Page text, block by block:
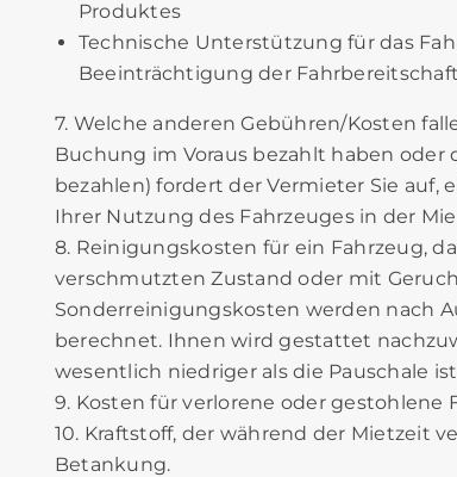
Produktes
Technische Unterstützung für das
Beeinträchtigung der
7. Welche anderen Gebühren/Kosten
Buchung im Voraus bezahlt haben
bezahlen) fordert der Vermieter Sie auf,
Ihrer Nutzung des Fahrzeuges in der
8. Reinigungskosten für ein Fahrzeug,
verschmutzten Zustand oder mit
Sonderreinigungskosten werden nach
berechnet. Ihnen wird gestattet
wesentlich niedriger als die Pauschale
9. Kosten für verlorene oder gestohlene
10. Kraftstoff, der während der Mietzeit
Betankung.